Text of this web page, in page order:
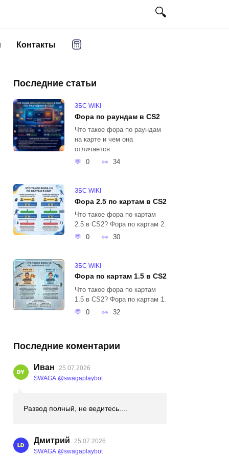
Контакты
Последние статьи
ЗБС WIKI
Фора по раундам в CS2
Что такое фора по раундам
на карте и чем она
отличается
0
34
ЗБС WIKI
Фора 2.5 по картам в CS2
Что такое фора по картам
2.5 в CS2? Фора по картам 2.
0
30
ЗБС WIKI
Фора по картам 1.5 в CS2
Что такое фора по картам
1.5 в CS2? Фора по картам 1.
0
32
Последние коментарии
Иван
25.07.2026
SWAGA @swagaplaybot
Развод полный, не ведитесь....
Дмитрий
25.07.2026
SWAGA @swagaplaybot